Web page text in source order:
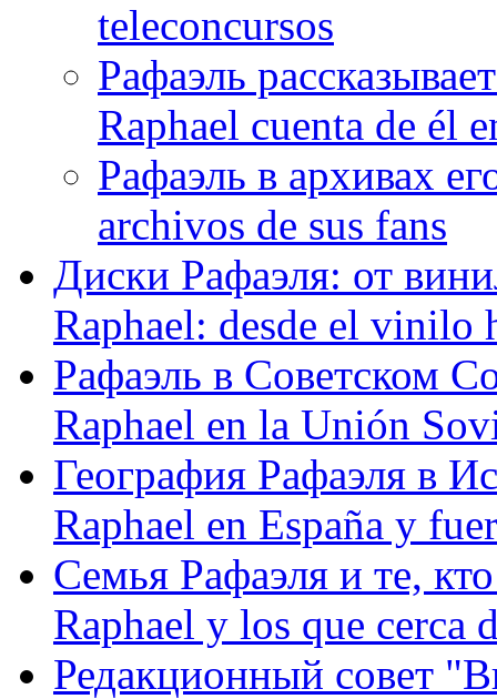
teleconcursos
Рафаэль
Raphael cuenta de él
Рафаэль в архивах
archivos de sus fans
Диски Рафаэля: от
Raphael: desde el vinilo
Рафаэль в Советском
Raphael en la Unión
География Рафаэля в
Raphael en España y
Семья Рафаэля и те,
Raphael y los que cerca
Редакционный совет